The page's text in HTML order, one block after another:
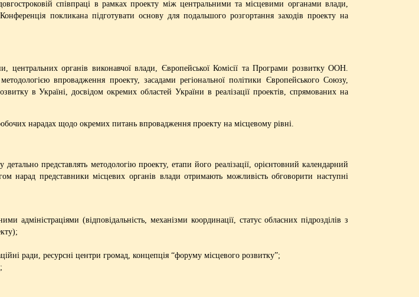
співпраці в рамках проекту між центральними та місцевими органами влади,
покликана підготувати основу для подальшого розгортання заходів проекту на
центральних органів виконавчої влади, Європейської Комісії та Програми розвитку ООН.
впровадження проекту, засадами регіональної політики Європейського Союзу,
в Україні, досвідом окремих областей України в реалізації проектів, спрямованих на
нарадах щодо окремих питань впровадження проекту на місцевому рівні.
представлять методологію проекту, етапи його реалізації, орієнтовний календарний
нарад представники місцевих органів влади отримають можливість обговорити наступні
(відповідальність, механізми координації, статус обласних підрозділів з
ради, ресурсні центри громад, концепція “форуму місцевого розвитку”;